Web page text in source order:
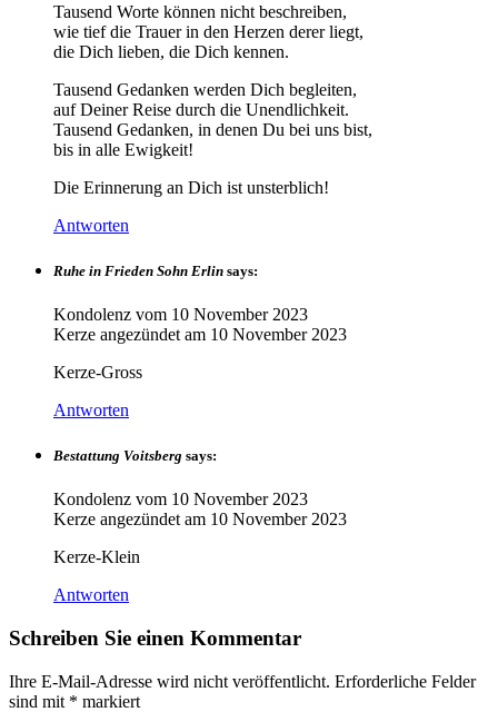
Tausend Worte können nicht beschreiben,
wie tief die Trauer in den Herzen derer liegt,
die Dich lieben, die Dich kennen.
Tausend Gedanken werden Dich begleiten,
auf Deiner Reise durch die Unendlichkeit.
Tausend Gedanken, in denen Du bei uns bist,
bis in alle Ewigkeit!
Die Erinnerung an Dich ist unsterblich!
Antworten
Ruhe in Frieden Sohn Erlin says:
Kondolenz vom 10 November 2023
Kerze angezündet am 10 November 2023
Kerze-Gross
Antworten
Bestattung Voitsberg says:
Kondolenz vom 10 November 2023
Kerze angezündet am 10 November 2023
Kerze-Klein
Antworten
Schreiben Sie einen Kommentar
Ihre E-Mail-Adresse wird nicht veröffentlicht. Erforderliche Felder
sind mit * markiert